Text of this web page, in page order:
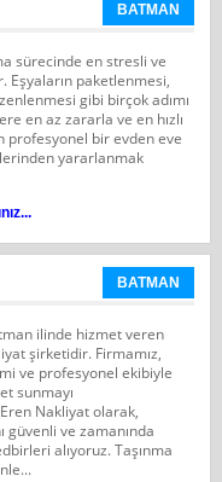
BATMAN
sürecinde en stresli ve
Eşyaların paketlenmesi,
gibi birçok adımı
en az zararla ve en hızlı
profesyonel bir evden eve
yararlanmak
BATMAN
ilinde hizmet veren
şirketidir. Firmamız,
ve profesyonel ekibiyle
sunmayı
Nakliyat olarak,
güvenli ve zamanında
alıyoruz. Taşınma